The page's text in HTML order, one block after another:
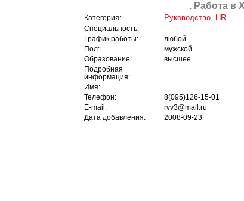
. Работа в
Категория: Руководство, HR
Специальность:
График работы:
любой
Пол:
мужской
Образование:
высшее
Подробная
информация:
Имя:
Телефон:
8(095)126-15-01
E-mail:
rvv3@mail.ru
Дата добавления:
2008-09-23